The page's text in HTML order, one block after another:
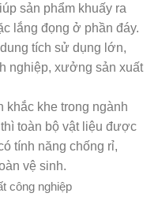
sản phẩm khuấy ra
lắng đọng ở phần đáy.
tích sử dụng lớn,
nghiệp, xưởng sản xuất
khắc khe trong ngành
toàn bộ vật liệu được
tính năng chống rỉ,
vệ sinh.